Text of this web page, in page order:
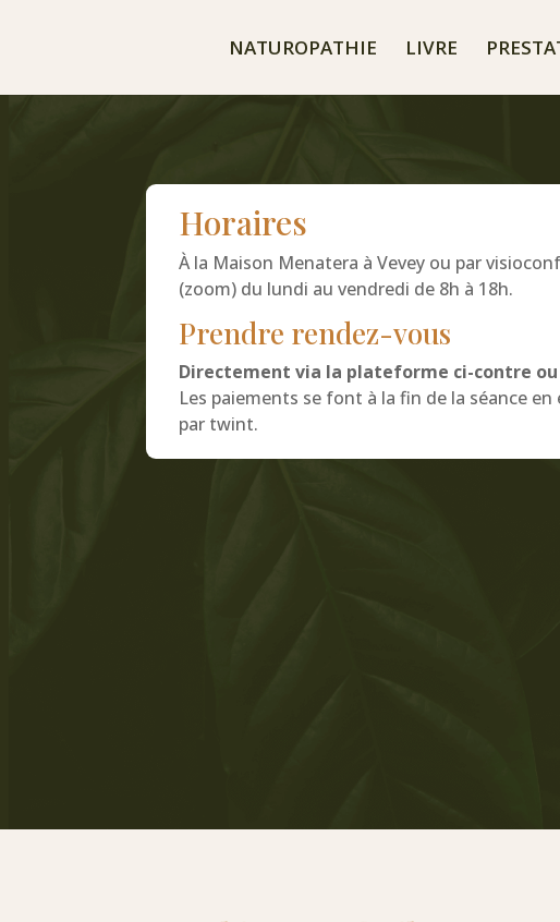
NATUROPATHIE LIVRE
Horaires
À la Maison Menatera à Vevey ou par
(zoom) du lundi au vendredi de 8h à 18h.
Prendre rendez-vous
Directement via la plateforme ci-contre
Les paiements se font à la fin de la séance en
par twint.